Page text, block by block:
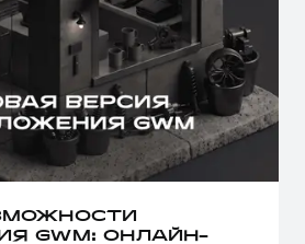
GWM: ОНЛАЙН-